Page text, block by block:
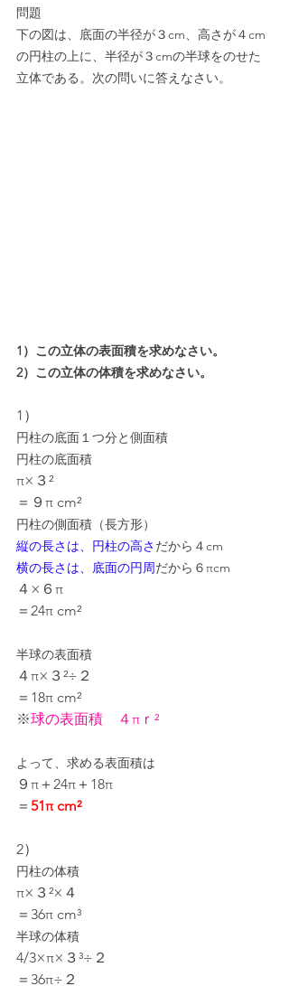
問題
下の図は、底面の半径が３cm、高さが４cm
の円柱の上に、半径が３cmの半球をのせた
立体である。次の問いに答えなさい。
1）この立体の表面積を求めなさい。
2）この立体の体積を求めなさい。
1）
円柱の底面１つ分と側面積
円柱の底面積
π×３²
＝９π cm²
円柱の側面積（長方形）
縦の長さは、円柱の高さ だから４cm
横の長さは、底面の円周だから６πcm
４×６π
＝24π cm²
半球の表面積
４π×３²÷２
＝18π cm²
※球の表面積　４πｒ²
よって、求める表面積は
９π＋24π＋18π
＝ 51π cm²
2）
円柱の体積
π×３²×４
＝36π cm³
半球の体積
4/3×π×３³÷２
＝36π÷２